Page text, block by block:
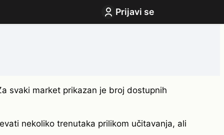
Prijavi se
svaki market prikazan je broj dostupnih
nekoliko trenutaka prilikom učitavanja, ali